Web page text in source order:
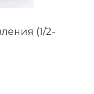
(1/2-